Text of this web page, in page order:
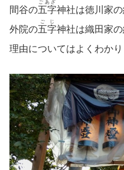
間谷の五字
ごあざ
神社は徳川家
外院の五字
ごじ
神社は織田家
理由についてはよくわかり